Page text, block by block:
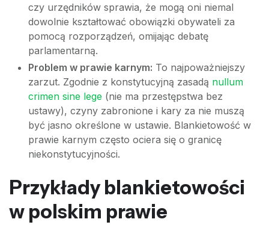
czy urzędników sprawia, że mogą oni niemal
dowolnie kształtować obowiązki obywateli za
pomocą rozporządzeń, omijając debatę
parlamentarną.
Problem w prawie karnym: To najpoważniejszy
zarzut. Zgodnie z konstytucyjną zasadą nullum
crimen sine lege (nie ma przestępstwa bez
ustawy), czyny zabronione i kary za nie muszą
być jasno określone w ustawie. Blankietowość w
prawie karnym często ociera się o granicę
niekonstytucyjności.
Przykłady blankietowości
w polskim prawie